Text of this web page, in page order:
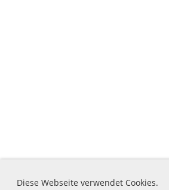
Diese Webseite verwendet Cookies.